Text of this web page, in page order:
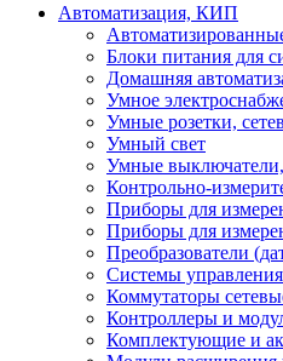
Автоматизация, КИП
Блоки питания для
Домашняя
Умное
Умные розетки,
Умный свет
Умные
Контрольно-
Приборы для
Приборы для
Преобразователи
Системы
Коммутаторы
Контроллеры и
Комплектующие и